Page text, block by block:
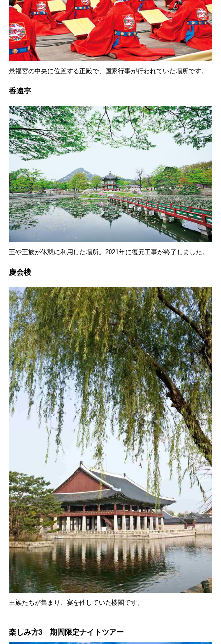
景福宮の中央に位置する正殿で、国家行事が行われていた場所です。
香遠亭
王や王族が休憩に利用した場所。2021年に復元工事が終了しました。
慶会楼
王族たちが集まり、宴を催していた楼閣です。
楽しみ方3 期間限定ナイトツアー